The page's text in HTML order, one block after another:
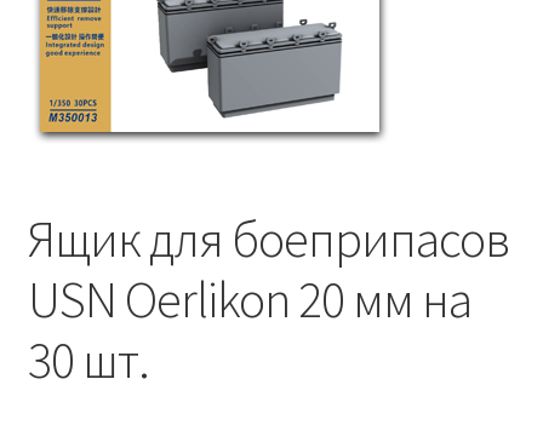
Корзина
Мой аккаунт
Оформление заказа
Партнерам
Скидки
Ящик для боеприпасов
USN Oerlikon 20 мм на
30 шт.